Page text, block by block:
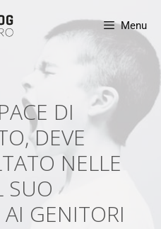
Menu
DI
DEVE
NELLE
SUO
GENITORI